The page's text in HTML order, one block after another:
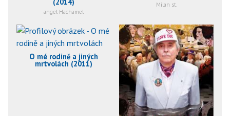
angel Hachamel
Milan st.
O mé rodině a jiných
mrtvolách (2011)